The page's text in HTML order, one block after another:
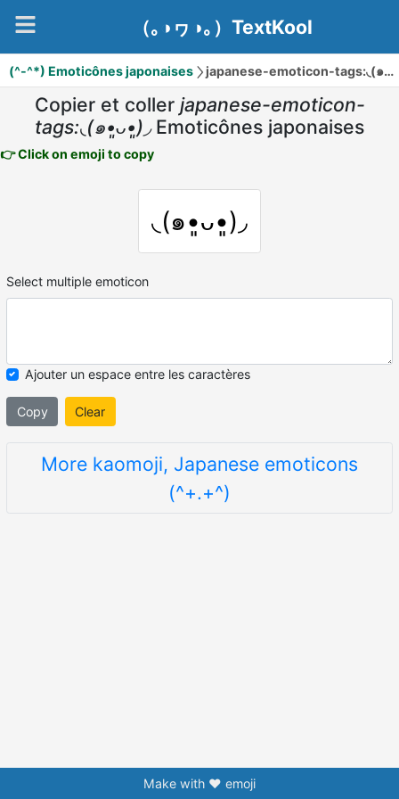
（｡◑ヮ◑｡）TextKool
(^-^*) Emoticônes japonaises japanese-emoticon-tags:◟(๑•͈ᴗ•͈)◞
Copier et coller japanese-emoticon-
tags:◟(๑•͈ᴗ•͈)◞ Emoticônes japonaises
👉 Click on emoji to copy
◟(๑•͈ᴗ•͈)◞
Select multiple emoticon
Ajouter un espace entre les caractères
Copy Clear
More kaomoji, Japanese emoticons
(^+.+^)
Make with ❤️ emoji